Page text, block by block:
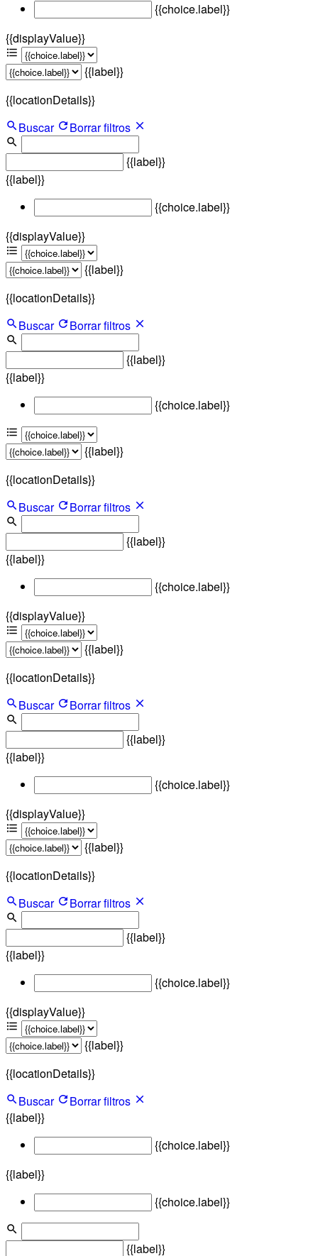
{{choice.label}}
{{displayValue}}
{{label}}
{{locationDetails}}
Buscar
Borrar filtros
{{label}}
{{label}}
{{choice.label}}
{{displayValue}}
{{label}}
{{locationDetails}}
Buscar
Borrar filtros
{{label}}
{{label}}
{{choice.label}}
{{label}}
{{locationDetails}}
Buscar
Borrar filtros
{{label}}
{{label}}
{{choice.label}}
{{displayValue}}
{{label}}
{{locationDetails}}
Buscar
Borrar filtros
{{label}}
{{label}}
{{choice.label}}
{{displayValue}}
{{label}}
{{locationDetails}}
Buscar
Borrar filtros
{{label}}
{{label}}
{{choice.label}}
{{displayValue}}
{{label}}
{{locationDetails}}
Buscar
Borrar filtros
{{label}}
{{choice.label}}
{{label}}
{{choice.label}}
{{label}}